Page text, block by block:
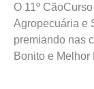
O 11º
Agropecuária e
premiando nas
Bonito e Melhor